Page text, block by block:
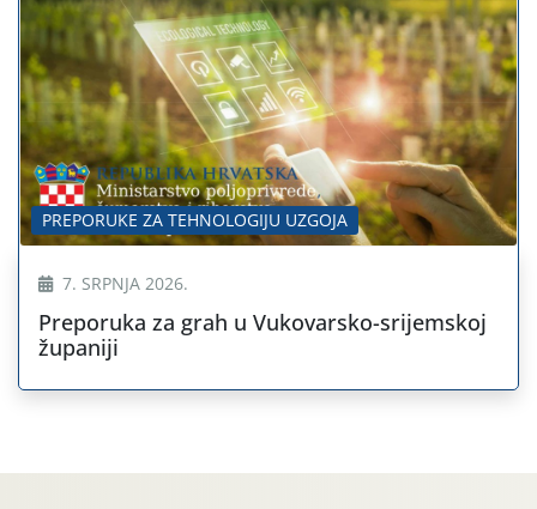
PREPORUKE ZA TEHNOLOGIJU UZGOJA
7. SRPNJA 2026.
Preporuka za grah u Vukovarsko-srijemskoj
županiji